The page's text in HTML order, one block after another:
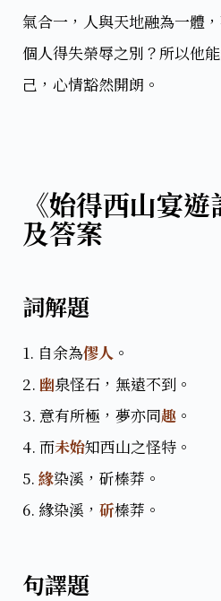
氣合一，人與天地融為一體
個人得失榮辱之別？所以他
己，心情豁然開朗。
《始得西山宴
及答案
詞解題
1. 自余為僇人 。
2. 幽泉怪石，無遠不到。
3. 意有所極，夢亦同趣 。
4. 而未始知西山之怪特。
5. 緣染溪，斫榛莽。
6. 緣染溪， 斫榛莽。
句譯題